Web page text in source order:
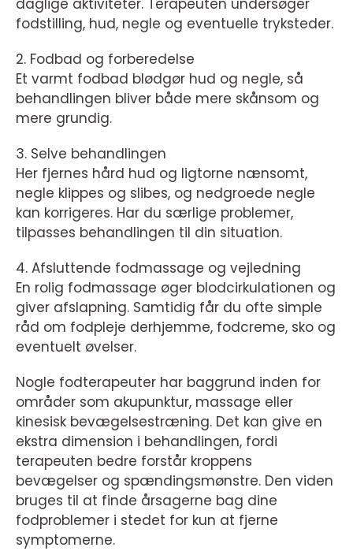
daglige aktiviteter. Terapeuten undersøger
fodstilling, hud, negle og eventuelle tryksteder.
2. Fodbad og forberedelse
Et varmt fodbad blødgør hud og negle, så
behandlingen bliver både mere skånsom og
mere grundig.
3. Selve behandlingen
Her fjernes hård hud og ligtorne nænsomt,
negle klippes og slibes, og nedgroede negle
kan korrigeres. Har du særlige problemer,
tilpasses behandlingen til din situation.
4. Afsluttende fodmassage og vejledning
En rolig fodmassage øger blodcirkulationen og
giver afslapning. Samtidig får du ofte simple
råd om fodpleje derhjemme, fodcreme, sko og
eventuelt øvelser.
Nogle fodterapeuter har baggrund inden for
områder som akupunktur, massage eller
kinesisk bevægelsestræning. Det kan give en
ekstra dimension i behandlingen, fordi
terapeuten bedre forstår kroppens
bevægelser og spændingsmønstre. Den viden
bruges til at finde årsagerne bag dine
fodproblemer i stedet for kun at fjerne
symptomerne.